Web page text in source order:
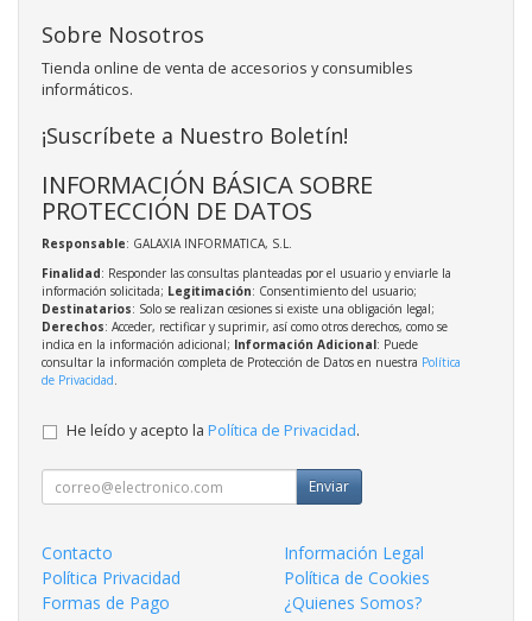
Sobre Nosotros
Tienda online de venta de accesorios y consumibles
informáticos.
¡Suscríbete a Nuestro Boletín!
INFORMACIÓN BÁSICA SOBRE
PROTECCIÓN DE DATOS
Responsable: GALAXIA INFORMATICA, S.L.
Finalidad: Responder las consultas planteadas por el usuario y enviarle la
información solicitada; Legitimación: Consentimiento del usuario;
Destinatarios: Solo se realizan cesiones si existe una obligación legal;
Derechos: Acceder, rectificar y suprimir, así como otros derechos, como se
indica en la información adicional; Información Adicional: Puede
consultar la información completa de Protección de Datos en nuestra Política
de Privacidad.
He leído y acepto la Política de Privacidad.
Enviar
Contacto
Información Legal
Política Privacidad
Política de Cookies
Formas de Pago
¿Quienes Somos?